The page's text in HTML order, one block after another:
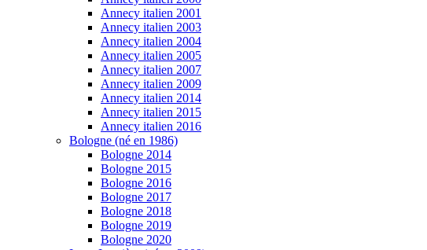
Annecy italien 2001
Annecy italien 2003
Annecy italien 2004
Annecy italien 2005
Annecy italien 2007
Annecy italien 2009
Annecy italien 2014
Annecy italien 2015
Annecy italien 2016
Bologne (né en 1986)
Bologne 2014
Bologne 2015
Bologne 2016
Bologne 2017
Bologne 2018
Bologne 2019
Bologne 2020